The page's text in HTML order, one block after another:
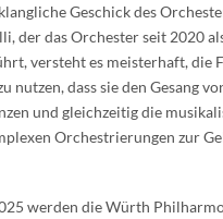
Geschick des
der das Orchester seit 2020
versteht es meisterhaft, die
nutzen, dass sie den Gesang
und gleichzeitig die
Orchestrierungen zur
werden die Würth